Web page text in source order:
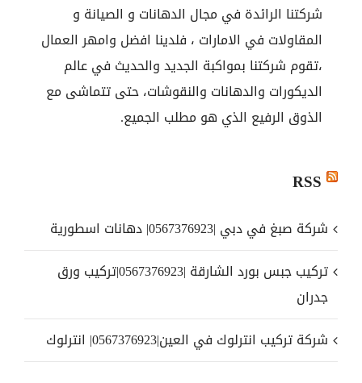
شركتنا الرائدة في مجال الدهانات و الصيانة و
المقاولات في الامارات ، فلدينا افضل وامهر العمال
،تقوم شركتنا بمواكبة الجديد والحديث في عالم
الديكورات والدهانات والنقوشات، حتى تتماشى مع
الذوق الرفيع الذي هو مطلب الجميع.
RSS
شركة صبغ في دبي |0567376923| دهانات اسطورية
تركيب جبس بورد الشارقة |0567376923|تركيب ورق
جدران
شركة تركيب انترلوك في العين|0567376923| انترلوك